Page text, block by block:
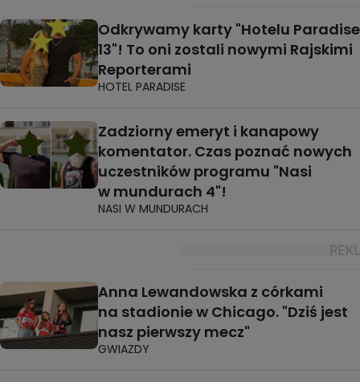
Odkrywamy karty "Hotelu Paradise
13"! To oni zostali nowymi Rajskimi
Reporterami
HOTEL PARADISE
Zadziorny emeryt i kanapowy
komentator. Czas poznać nowych
uczestników programu "Nasi
w mundurach 4"!
NASI W MUNDURACH
Anna Lewandowska z córkami
na stadionie w Chicago. "Dziś jest
nasz pierwszy mecz"
GWIAZDY